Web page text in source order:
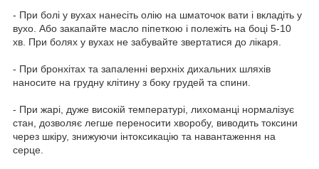
- При болі у вухах нанесіть олію на шматочок вати і вкладіть у
вухо. Або закапайте масло піпеткою і полежіть на боці 5-10
хв. При болях у вухах не забувайте звертатися до лікаря.
- При бронхітах та запаленні верхніх дихальних шляхів
наносите на грудну клітину з боку грудей та спини.
- При жарі, дуже високій температурі, лихоманці нормалізує
стан, дозволяє легше переносити хворобу, виводить токсини
через шкіру, знижуючи інтоксикацію та навантаження на
серце.